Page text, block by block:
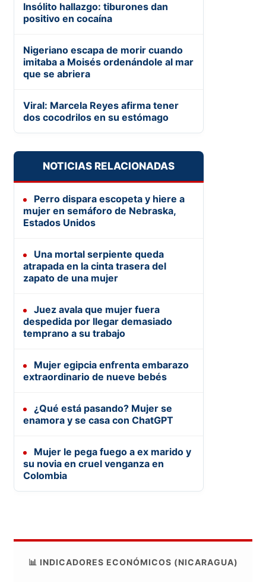
Insólito hallazgo: tiburones dan
positivo en cocaína
Nigeriano escapa de morir cuando
imitaba a Moisés ordenándole al mar
que se abriera
Viral: Marcela Reyes afirma tener
dos cocodrilos en su estómago
NOTICIAS RELACIONADAS
Perro dispara escopeta y hiere a
mujer en semáforo de Nebraska,
Estados Unidos
Una mortal serpiente queda
atrapada en la cinta trasera del
zapato de una mujer
Juez avala que mujer fuera
despedida por llegar demasiado
temprano a su trabajo
Mujer egipcia enfrenta embarazo
extraordinario de nueve bebés
¿Qué está pasando? Mujer se
enamora y se casa con ChatGPT
Mujer le pega fuego a ex marido y
su novia en cruel venganza en
Colombia
📊 INDICADORES ECONÓMICOS (NICARAGUA)